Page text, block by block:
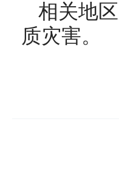
相关地
质灾害。